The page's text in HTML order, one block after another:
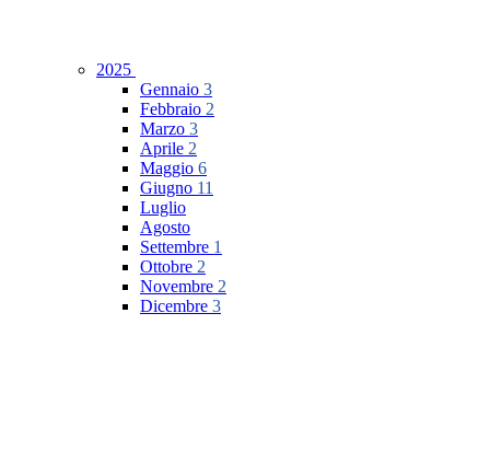
2025
Gennaio 3
Febbraio 2
Marzo 3
Aprile 2
Maggio 6
Giugno 11
Luglio
Agosto
Settembre 1
Ottobre 2
Novembre 2
Dicembre 3